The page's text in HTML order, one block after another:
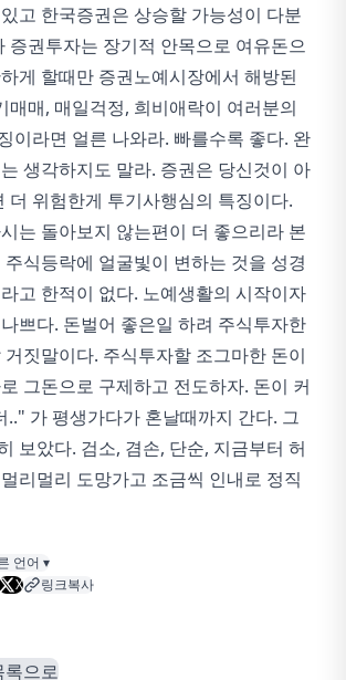
고 한국증권은 상승할 가능성이 다분
증권투자는 장기적 안목으로 여유돈으
게 할때만 증권노예시장에서 해방된
매매, 매일걱정, 희비애락이 여러분의
이라면 얼른 나와라. 빠를수록 좋다. 완
생각하지도 말라. 증권은 당신것이 아
더 위험한게 투기사행심의 특징이다.
는 돌아보지 않는편이 더 좋으리라 본
식등락에 얼굴빛이 변하는 것을 성경
고 한적이 없다. 노예생활의 시작이자
쁘다. 돈벌어 좋은일 하려 주식투자한
짓말이다. 주식투자할 조그마한 돈이
그돈으로 구제하고 전도하자. 돈이 커
.." 가 평생가다가 혼날때까지 간다. 그
보았다. 검소, 겸손, 단순, 지금부터 허
리멀리 도망가고 조금씩 인내로 정직
언어 ▾
X 링크복사
록으로